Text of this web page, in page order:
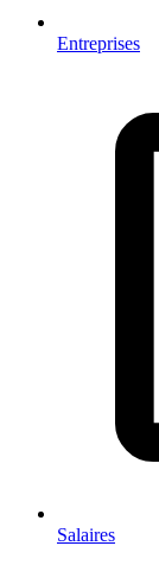
Entreprises
Salaires